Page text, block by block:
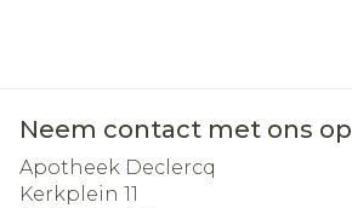
Neem contact met ons op
Apotheek Declercq
Kerkplein 11